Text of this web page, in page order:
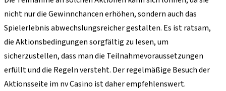
nicht nur die Gewinnchancen erhöhen, sondern auch das
Spielerlebnis abwechslungsreicher gestalten. Es ist ratsam,
die Aktionsbedingungen sorgfältig zu lesen, um
sicherzustellen, dass man die Teilnahmevoraussetzungen
erfüllt und die Regeln versteht. Der regelmäßige Besuch der
Aktionsseite im nv Casino ist daher empfehlenswert.